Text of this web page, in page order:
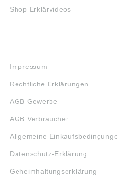
Shop Erklärvideos
Impressum
Rechtliche Erklärungen
AGB Gewerbe
AGB Verbraucher
Allgemeine
Datenschutz-Erklärung
Geheimhaltungserklärung